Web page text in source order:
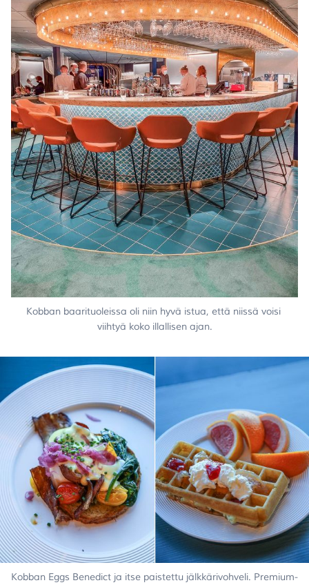
Kobban baarituoleissa oli niin hyvä istua, että niissä voisi
viihtyä koko illallisen ajan.
Kobban Eggs Benedict ja itse paistettu jälkkärivohveli. Premium-